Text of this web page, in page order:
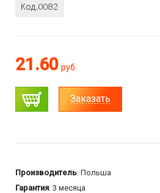
21.60 руб.
Заказать
Производитель: Польша
Гарантия: 3 месяца